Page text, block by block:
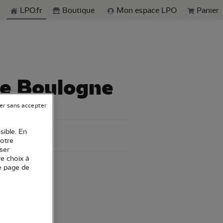
LPO.fr Boutique Mon espace LPO Panier
Boulogne
En
choix à
page de
sans accepter